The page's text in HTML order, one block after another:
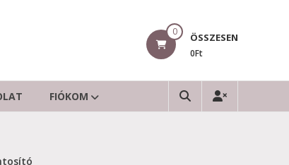
0 ÖSSZESEN
0Ft
FIÓKOM